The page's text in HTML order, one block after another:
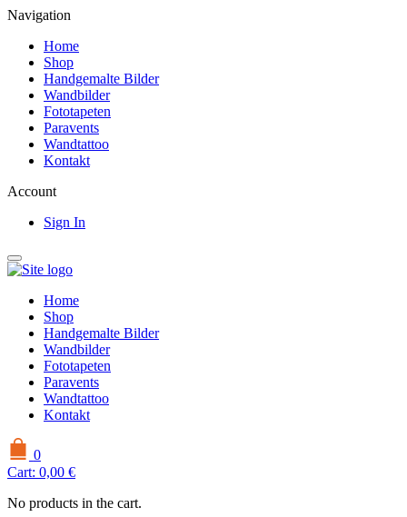
Navigation
Home
Shop
Handgemalte Bilder
Wandbilder
Fototapeten
Paravents
Wandtattoo
Kontakt
Account
Sign In
Home
Shop
Handgemalte Bilder
Wandbilder
Fototapeten
Paravents
Wandtattoo
Kontakt
0
Cart: 0,00 €
No products in the cart.